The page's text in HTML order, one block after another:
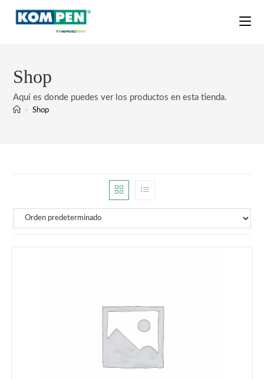
Shop
Aquí es donde puedes ver los productos en esta tienda.
> Shop